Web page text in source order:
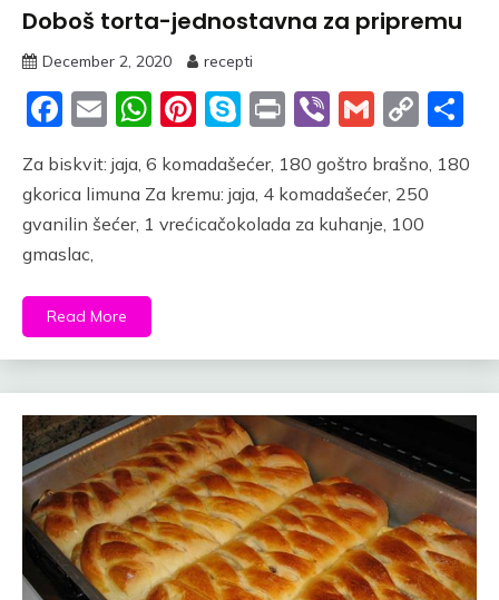
Doboš torta-jednostavna za pripremu
December 2, 2020 recepti
Facebook
EmailWhatsApp
Pinterest
Skype
PrintViberGmail
Za biskvit: jaja, 6 komadašećer, 180 goštro brašno, 180
gkorica limuna Za kremu: jaja, 4 komadašećer, 250
gvanilin šećer, 1 vrećicačokolada za kuhanje, 100
gmaslac,
Read More